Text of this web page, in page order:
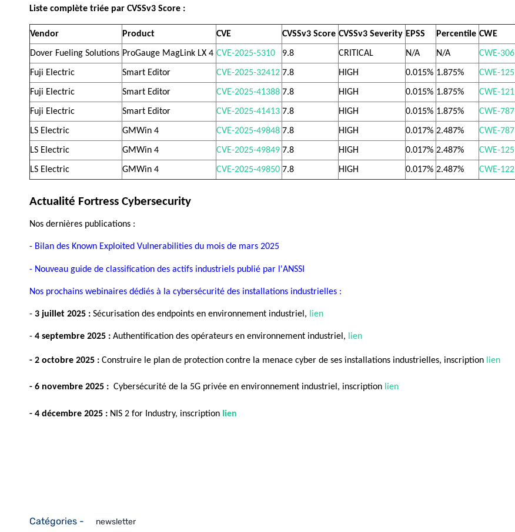
Liste complète triée par CVSSv3 Score :
Vendor Product CVE CVSSv3 Score CVSSv3 Severity EPSS Percentile CWE
Dover Fueling Solutions ProGauge MagLink LX 4 CVE-2025-5310 9.8 CRITICAL N/A N/A CWE-306
Fuji Electric Smart Editor CVE-2025-32412 7.8 HIGH 0.015% 1.875% CWE-125
Fuji Electric Smart Editor CVE-2025-41388 7.8 HIGH 0.015% 1.875% CWE-121
Fuji Electric Smart Editor CVE-2025-41413 7.8 HIGH 0.015% 1.875% CWE-787
LS Electric GMWin 4 CVE-2025-49848 7.8 HIGH 0.017% 2.487% CWE-787
LS Electric GMWin 4 CVE-2025-49849 7.8 HIGH 0.017% 2.487% CWE-125
LS Electric GMWin 4 CVE-2025-49850 7.8 HIGH 0.017% 2.487% CWE-122
Actualité Fortress Cybersecurity
Nos dernières publications :
- Bilan des Known Exploited Vulnerabilities du mois de mars 2025
- Nouveau guide de classification des actifs industriels publié par l'ANSSI
Nos prochains webinaires dédiés à la cybersécurité des installations industrielles :
- 3 juillet 2025 : Sécurisation des endpoints en environnement industriel​, lien
- 4 septembre 2025 : Authentification des opérateurs en environnement industriel, lien
- 2 octobre 2025 : Construire le plan de protection contre la menace cyber ​de ses installations industrielles, inscription lien
- 6 novembre 2025 : Cybersécurité de la 5G privée en environnement industriel, inscription lien
- 4 décembre 2025 : NIS 2 for Industry, inscription lien
Catégories - newsletter